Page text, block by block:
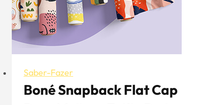
estilo,
conforto
e
sustentabilidade
Saber-Fazer
Boné Snapback Flat Cap